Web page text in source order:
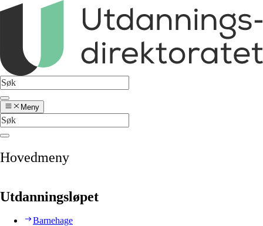
Meny
Hovedmeny
Utdanningsløpet
Barnehage